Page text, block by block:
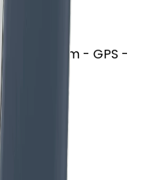
- 45mm - GPS -